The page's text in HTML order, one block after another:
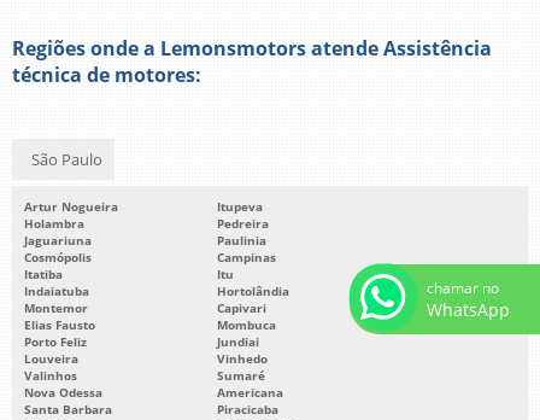
Regiões onde a Lemonsmotors atende Assistência
técnica de motores:
São Paulo
Artur Nogueira
Itupeva
Holambra
Pedreira
Jaguariuna
Paulinia
Cosmópolis
Campinas
Itatiba
Itu
Indaiatuba
Hortolândia
Montemor
Capivari
Elias Fausto
Mombuca
Porto Feliz
Jundiai
Louveira
Vinhedo
Valinhos
Sumaré
Nova Odessa
Americana
Santa Barbara
Piracicaba
chamar no
WhatsApp